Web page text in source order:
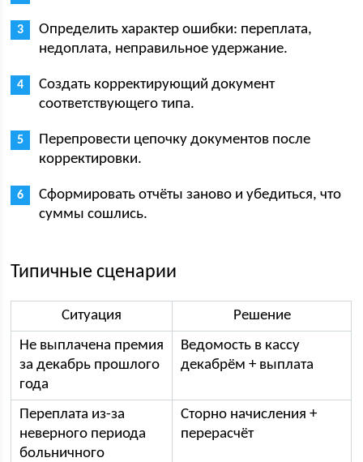
Определить характер ошибки: переплата,
недоплата, неправильное удержание.
Создать корректирующий документ
соответствующего типа.
Перепровести цепочку документов после
корректировки.
Сформировать отчёты заново и убедиться, что
суммы сошлись.
Типичные сценарии
Ситуация
Решение
Не выплачена премия
за декабрь прошлого
года
Ведомость в кассу
декабрём + выплата
Переплата из-за
неверного периода
больничного
Сторно начисления +
перерасчёт